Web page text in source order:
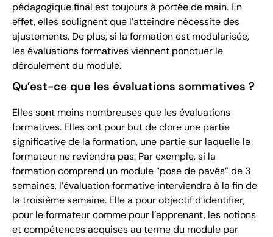
pédagogique final est toujours à portée de main. En
effet, elles soulignent que l’atteindre nécessite des
ajustements. De plus, si la formation est modularisée,
les évaluations formatives viennent ponctuer le
déroulement du module.
Qu’est-ce que les évaluations sommatives ?
Elles sont moins nombreuses que les évaluations
formatives. Elles ont pour but de clore une partie
significative de la formation, une partie sur laquelle le
formateur ne reviendra pas. Par exemple, si la
formation comprend un module “pose de pavés” de 3
semaines, l’évaluation formative interviendra à la fin de
la troisième semaine. Elle a pour objectif d’identifier,
pour le formateur comme pour l’apprenant, les notions
et compétences acquises au terme du module par